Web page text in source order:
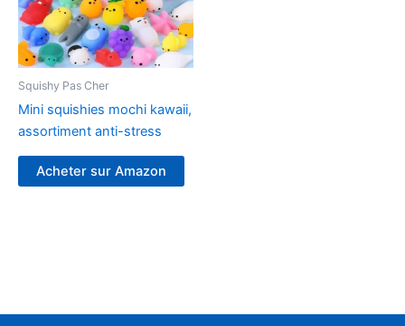
Squishy Pas Cher
Mini squishies mochi kawaii,
assortiment anti-stress
Acheter sur Amazon